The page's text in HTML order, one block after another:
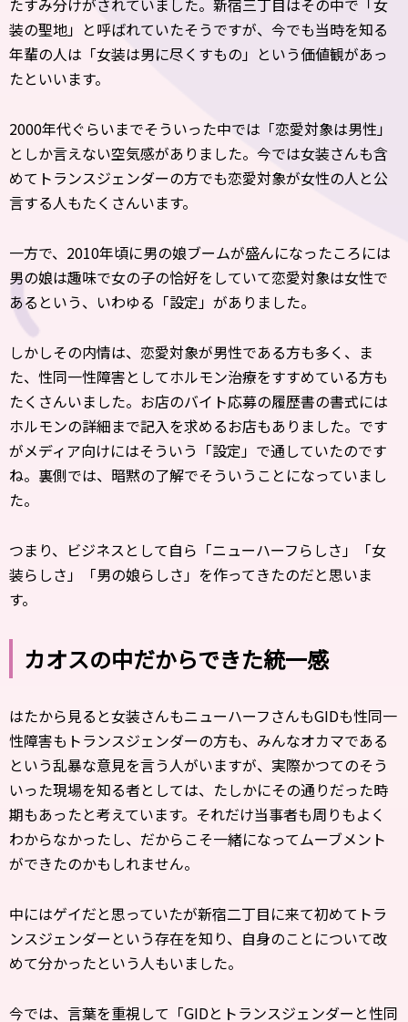
たすみ分けがされていました。新宿三丁目はその中で「女
装の聖地」と呼ばれていたそうですが、今でも当時を知る
年輩の人は「女装は男に尽くすもの」という価値観があっ
たといいます。
2000年代ぐらいまでそういった中では「恋愛対象は男性」
としか言えない空気感がありました。今では女装さんも含
めてトランスジェンダーの方でも恋愛対象が女性の人と公
言する人もたくさんいます。
一方で、2010年頃に男の娘ブームが盛んになったころには
男の娘は趣味で女の子の恰好をしていて恋愛対象は女性で
あるという、いわゆる「設定」がありました。
しかしその内情は、恋愛対象が男性である方も多く、ま
た、性同一性障害としてホルモン治療をすすめている方も
たくさんいました。お店のバイト応募の履歴書の書式には
ホルモンの詳細まで記入を求めるお店もありました。です
がメディア向けにはそういう「設定」で通していたのです
ね。裏側では、暗黙の了解でそういうことになっていまし
た。
つまり、ビジネスとして自ら「ニューハーフらしさ」「女
装らしさ」「男の娘らしさ」を作ってきたのだと思いま
す。
カオスの中だからできた統一感
はたから見ると女装さんもニューハーフさんもGIDも性同一
性障害もトランスジェンダーの方も、みんなオカマである
という乱暴な意見を言う人がいますが、実際かつてのそう
いった現場を知る者としては、たしかにその通りだった時
期もあったと考えています。それだけ当事者も周りもよく
わからなかったし、だからこそ一緒になってムーブメント
ができたのかもしれません。
中にはゲイだと思っていたが新宿二丁目に来て初めてトラ
ンスジェンダーという存在を知り、自身のことについて改
めて分かったという人もいました。
今では、言葉を重視して「GIDとトランスジェンダーと性同